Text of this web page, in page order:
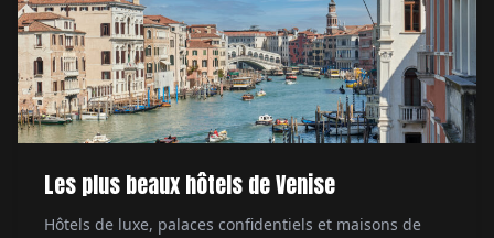
Les plus beaux hôtels de Venise
Hôtels de luxe, palaces confidentiels et maisons de